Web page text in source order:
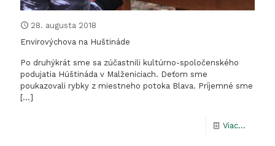
28. augusta 2018
Envirovýchova na Huštináde
Po druhýkrát sme sa zúčastnili kultúrno-spoločenského
podujatia Húštináda v Malženiciach. Deťom sme
poukazovali rybky z miestneho potoka Blava. Príjemné sme
[…]
Viac...